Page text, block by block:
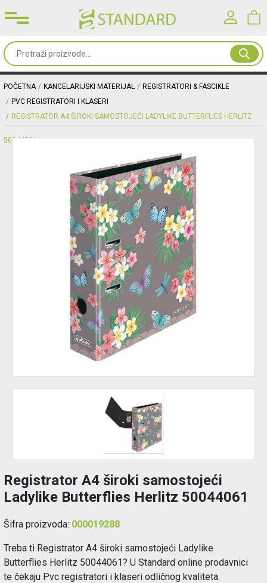
Sve
od
papira
Kancelarijski
materijal
korisnika
Korisničko ime*
Lozinka*
PRIJAVA
Registracija | Zaboravljena lozinka?
POČETNA KANCELARIJSKI MATERIJAL
REGISTRATORI & FASCIKLE
PVC REGISTRATORI I KLASERI
REGISTRATOR A4 ŠIROKI SAMOSTOJEĆI LADYLIKE BUTTERFLIES HERLITZ
50044061
Registrator A4 široki samostojeći
Ladylike Butterflies Herlitz 50044061
Šifra proizvoda: 000019288
Treba ti Registrator A4 široki samostojeći Ladylike
Butterflies Herlitz 50044061? U Standard online prodavnici
te čekaju Pvc registratori i klaseri odličnog kvaliteta.